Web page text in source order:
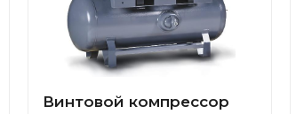
Винтовой компрессор